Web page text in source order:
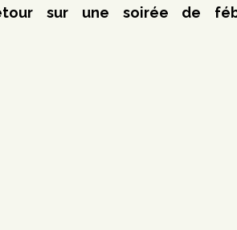
sur une soirée de